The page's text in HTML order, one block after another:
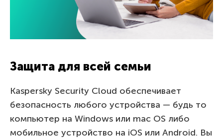
Защита для всей семьи
Kaspersky Security Cloud обеспечивает
безопасность любого устройства — будь то
компьютер на Windows или mac OS либо
мобильное устройство на iOS или Android. Вы